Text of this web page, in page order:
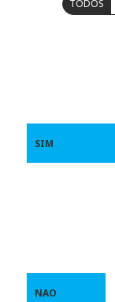
TODOS
SIM
NAO